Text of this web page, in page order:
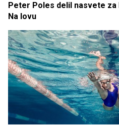
Peter Poles delil nasvete
Na lovu